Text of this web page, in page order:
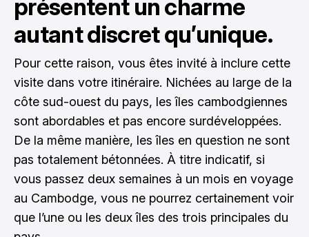
présentent un charme
autant discret qu’unique.
Pour cette raison, vous êtes invité à inclure cette
visite dans votre itinéraire. Nichées au large de la
côte sud-ouest du pays, les îles cambodgiennes
sont abordables et pas encore surdéveloppées.
De la même manière, les îles en question ne sont
pas totalement bétonnées. À titre indicatif, si
vous passez deux semaines à un mois en voyage
au Cambodge, vous ne pourrez certainement voir
que l’une ou les deux îles des trois principales du